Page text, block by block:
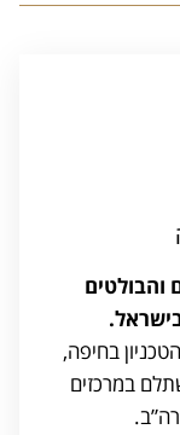
והבולטים
בחיפה,
במרכזים